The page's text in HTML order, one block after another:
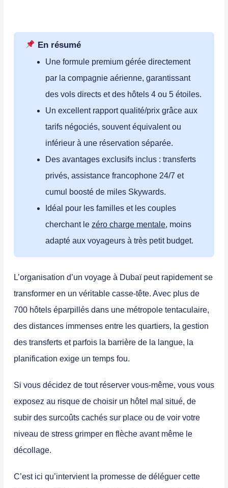
En résumé
Une formule premium gérée directement
par la compagnie aérienne, garantissant
des vols directs et des hôtels 4 ou 5 étoiles.
Un excellent rapport qualité/prix grâce aux
tarifs négociés, souvent équivalent ou
inférieur à une réservation séparée.
Des avantages exclusifs inclus : transferts
privés, assistance francophone 24/7 et
cumul boosté de miles Skywards.
Idéal pour les familles et les couples
cherchant le zéro charge mentale, moins
adapté aux voyageurs à très petit budget.
L’organisation d’un voyage à Dubaïpeut rapidement se
transformer en un véritable casse-tête. Avec plus de
700 hôtels éparpillés dans une métropole tentaculaire,
des distances immenses entre les quartiers, la gestion
des transferts et parfois la barrière de la langue, la
planification exige un temps fou.
Si vous décidez de tout réserver vous-même, vous vous
exposez au risque de choisir un hôtel mal situé, de
subir des surcoûts cachés sur place ou de voir votre
niveau de stress grimper en flèche avant même le
décollage.
C’est ici qu’intervient la promesse de déléguer cette